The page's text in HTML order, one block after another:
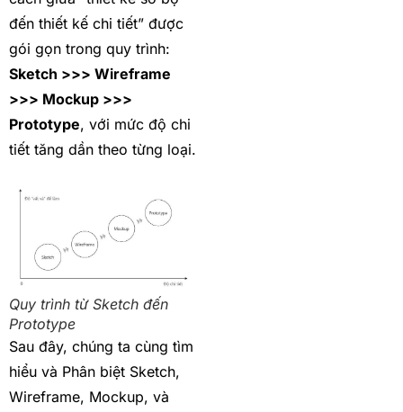
đến thiết kế chi tiết” được
gói gọn trong quy trình:
Sketch >>> Wireframe
>>> Mockup >>>
Prototype, với mức độ chi
tiết tăng dần theo từng loại.
Quy trình từ Sketch đến
Prototype
Sau đây, chúng ta cùng tìm
hiểu và Phân biệt Sketch,
Wireframe, Mockup, và